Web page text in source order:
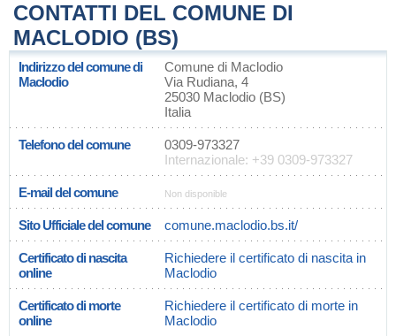
CONTATTI DEL COMUNE DI
MACLODIO (BS)
Indirizzo del comune di
Maclodio
Comune di Maclodio
Via Rudiana, 4
25030 Maclodio (BS)
Italia
Telefono del comune
0309-973327
Internazionale: +39 0309-973327
E-mail del comune Non disponible
Sito Ufficiale del comune comune.maclodio.bs.it/
Certificato di nascita
online
Richiedere il certificato di nascita in
Maclodio
Certificato di morte
online
Richiedere il certificato di morte in
Maclodio